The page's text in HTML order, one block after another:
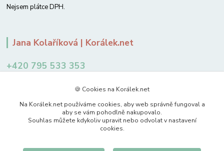
Nejsem plátce DPH.
Jana Kolaříková | Korálek.net
+420 795 533 353
jkolarikova@koralek.net
🍪 Cookies na Korálek.net
Na Korálek.net používáme cookies, aby web správně fungoval a
aby se vám pohodlně nakupovalo.
Souhlas můžete kdykoliv upravit nebo odvolat v nastavení
cookies.